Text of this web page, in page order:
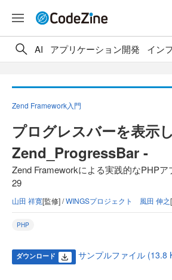
AI アプリケーション開発 イン
Zend Framework入門
プログレスバーを表示
Zend_ProgressBar -
Zend Frameworkによる実践的なPHP
29
山田 祥寛[監修] /WINGSプロジェクト 風田 伸之
PHP
ダウンロード サンプルファイル (13.8